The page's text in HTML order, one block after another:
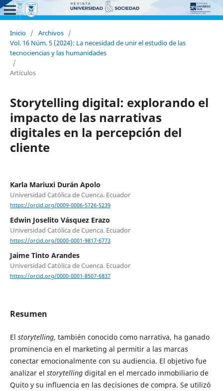
Inicio / Archivos /
Vol. 16 Núm. 5 (2024): La necesidad de unir el estudio de las
tecnociencias y las humanidades
/
Artículos
Storytelling digital: explorando el
impacto de las narrativas
digitales en la percepción del
cliente
Karla Mariuxi Durán Apolo
Universidad Católica de Cuenca. Ecuador
https://orcid.org/0009-0006-5726-5239
Edwin Joselito Vásquez Erazo
Universidad Católica de Cuenca. Ecuador
https://orcid.org/0000-0001-9817-6773
Jaime Tinto Arandes
Universidad Católica de Cuenca. Ecuador
https://orcid.org/0000-0001-8507-6837
Resumen
El storytelling, también conocido como narrativa, ha ganado
prominencia en el marketing al permitir a las marcas
conectar emocionalmente con su audiencia. El objetivo fue
analizar el storytellingdigital en el mercado inmobiliario de
Quito y su influencia en las decisiones de compra. Se utilizó